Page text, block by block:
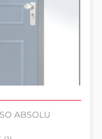
ABSOLU